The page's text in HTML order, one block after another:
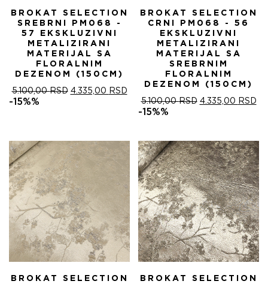
BROKAT SELECTION
SREBRNI PM068 -
57 EKSKLUZIVNI
METALIZIRANI
MATERIJAL SA
FLORALNIM
DEZENOM (150CM)
5.100,00RSD ОРИГИНАЛНА
4.335,00 RSDТРЕНУТНА
ЦЕНА
-15%%
BROKAT SELECTION
CRNI PM068 - 56
EKSKLUZIVNI
METALIZIRANI
MATERIJAL SA
SREBRNIM
FLORALNIM
DEZENOM (150CM)
5.100,00RSD ОРИГИНАЛНА
5.100,00 RSD.
4.335,00 RSD
-15%%
BROKAT SELECTION
BROKAT SELECTION